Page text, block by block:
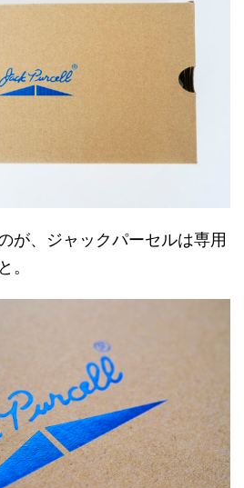
が、ジャックパーセルは専用
。